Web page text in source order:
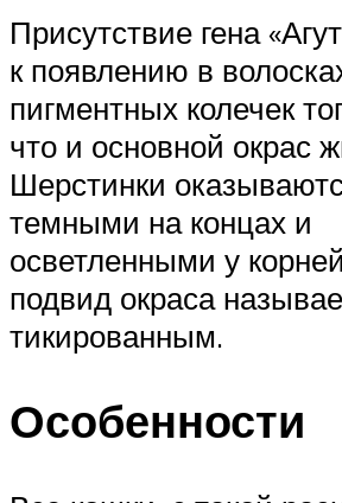
Присутствие гена
к появлению в
пигментных колечек
что и основной окрас
Шерстинки
темными на концах и
осветленными у
подвид окраса
тикированным.
Особенности